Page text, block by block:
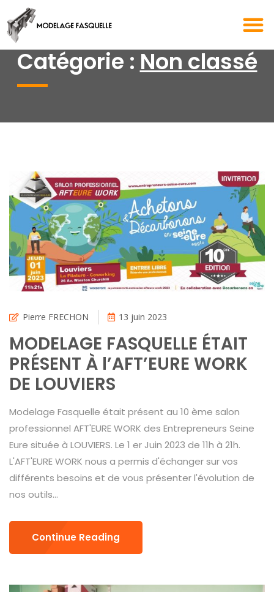
Catégorie : Non classé
Pierre FRECHON 13 juin 2023
MODELAGE FASQUELLE ÉTAIT
PRÉSENT À l’AFT’EURE WORK
DE LOUVIERS
Modelage Fasquelle était présent au 10 ème salon
professionnel AFT'EURE WORK des Entrepreneurs Seine
Eure située à LOUVIERS. Le 1 er Juin 2023 de 11h à 21h.
L'AFT'EURE WORK nous a permis d'échanger sur vos
différents besoins et de vous présenter l'évolution de
nos outils...
Continue Reading